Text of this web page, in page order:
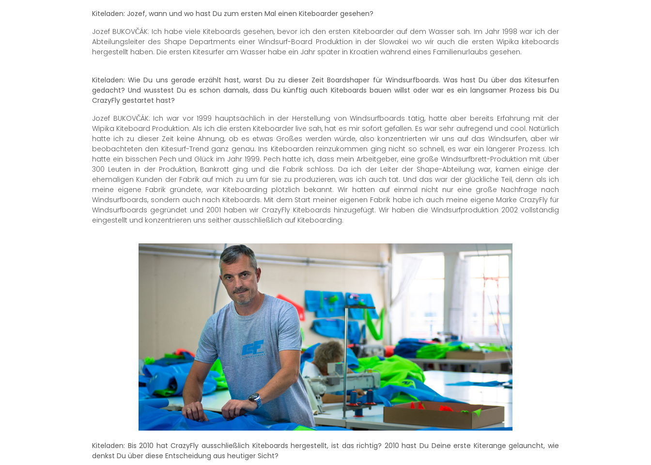
Kiteladen: Jozef, wann und wo hast Du zum ersten Mal einen Kiteboarder gesehen?
Jozef BUKOVČÁK: Ich habe viele Kiteboards gesehen, bevor ich den ersten Kiteboarder auf dem Wasser sah. Im Jahr 1998 war ich der
Abteilungsleiter des Shape Departments einer Windsurf-Board Produktion in der Slowakei wo wir auch die ersten Wipika kiteboards
hergestellt haben. Die ersten Kitesurfer am Wasser habe ein Jahr später in Kroatien während eines Familienurlaubs gesehen.
Kiteladen: Wie Du uns gerade erzählt hast, warst Du zu dieser Zeit Boardshaper für Windsurfboards. Was hast Du über das Kitesurfen
gedacht? Und wusstest Du es schon damals, dass Du künftig auch Kiteboards bauen willst oder war es ein langsamer Prozess bis Du
CrazyFly gestartet hast?
Jozef BUKOVČÁK: Ich war vor 1999 hauptsächlich in der Herstellung von Windsurfboards tätig, hatte aber bereits Erfahrung mit der
Wipika Kiteboard Produktion. Als ich die ersten Kiteboarder live sah, hat es mir sofort gefallen. Es war sehr aufregend und cool. Natürlich
hatte ich zu dieser Zeit keine Ahnung, ob es etwas Großes werden würde, also konzentrierten wir uns auf das Windsurfen, aber wir
beobachteten den Kitesurf-Trend ganz genau. Ins Kiteboarden reinzukommen ging nicht so schnell, es war ein längerer Prozess. Ich
hatte ein bisschen Pech und Glück im Jahr 1999. Pech hatte ich, dass mein Arbeitgeber, eine große Windsurfbrett-Produktion mit über
300 Leuten in der Produktion, Bankrott ging und die Fabrik schloss. Da ich der Leiter der Shape-Abteilung war, kamen einige der
ehemaligen Kunden der Fabrik auf mich zu um für sie zu produzieren, was ich auch tat. Und das war der glückliche Teil, denn als ich
meine eigene Fabrik gründete, war Kiteboarding plötzlich bekannt. Wir hatten auf einmal nicht nur eine große Nachfrage nach
Windsurfboards, sondern auch nach Kiteboards. Mit dem Start meiner eigenen Fabrik habe ich auch meine eigene Marke CrazyFly für
Windsurfboards gegründet und 2001 haben wir CrazyFly Kiteboards hinzugefügt. Wir haben die Windsurfproduktion 2002 vollständig
eingestellt und konzentrieren uns seither ausschließlich auf Kiteboarding.
Kiteladen: Bis 2010 hat CrazyFly ausschließlich Kiteboards hergestellt, ist das richtig? 2010 hast Du Deine erste Kiterange gelauncht, wie
denkst Du über diese Entscheidung aus heutiger Sicht?